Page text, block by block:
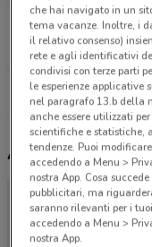
Via Tisia, 135
17.7 km
Altri volantini
che hai navigato in un
tema vacanze. Inoltre, i
il relativo consenso)
rete e agli identificativi
condivisi con terze parti
le esperienze applicative
nel paragrafo 13.b della
anche essere utilizzati
scientifiche e statistiche,
tendenze. Puoi
accedendo a Menu >
nostra App. Cosa
pubblicitari, ma
saranno rilevanti per i
accedendo a Menu >
nostra App.